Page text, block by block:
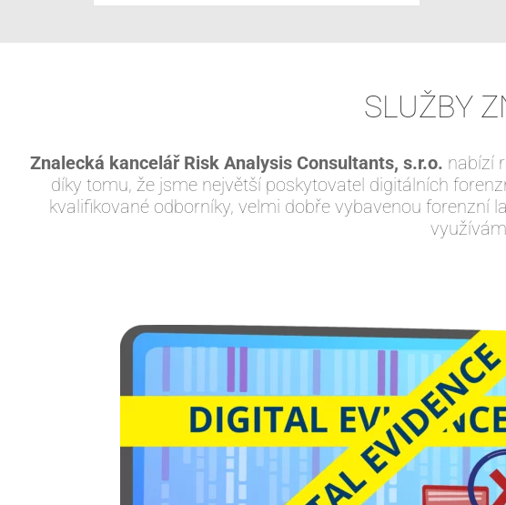
SLUŽBY
Znalecká kancelář Risk Analysis Consultants, s.r.o. nabízí
díky tomu, že jsme největší poskytovatel digitálních
kvalifikované odborníky, velmi dobře vybavenou forenzní